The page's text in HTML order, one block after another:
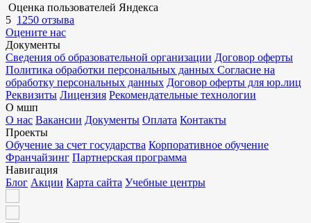
Оценка пользователей Яндекса
5 1250 отзыва
Оцените нас
Документы
Сведения об образовательной организации Договор оферты
Политика обработки персональных данных Согласие на
обработку персональных данных Договор оферты для юр.лиц
Реквизиты Лицензия Рекомендательные технологии
О мшп
О нас Вакансии Документы Оплата Контакты
Проекты
Обучение за счет государства Корпоративное обучение
Франчайзинг Партнерская программа
Навигация
Блог Акции Карта сайта Учебные центры